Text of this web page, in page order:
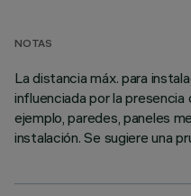
NOTAS
La distancia máx. para
influenciada por la
ejemplo, paredes, paneles
instalación. Se sugiere una